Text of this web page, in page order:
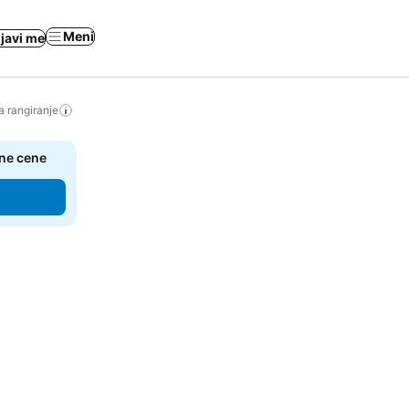
me Meni
rangiranje
cene